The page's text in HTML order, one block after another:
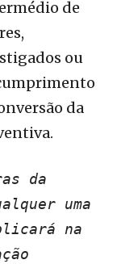
de
ou
da
da
uma
na